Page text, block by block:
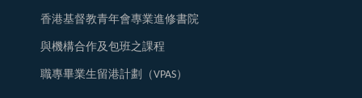
香港基督教青年會專業進修書院
與機構合作及包班之課程
職專畢業生留港計劃（VPAS）